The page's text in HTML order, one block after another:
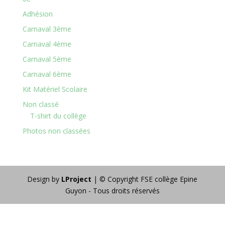
Adhésion
Carnaval 3ème
Carnaval 4ème
Carnaval 5ème
Carnaval 6ème
Kit Matériel Scolaire
Non classé
T-shirt du collège
Photos non classées
Design by LProject | © Copyright FSE collège Epine
Guyon - Tous droits réservés